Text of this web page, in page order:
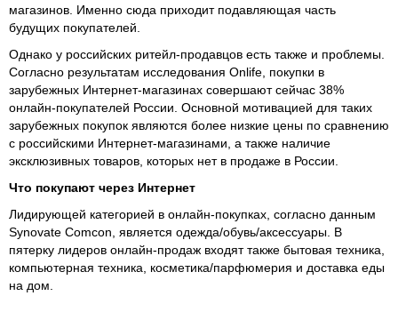
магазинов. Именно сюда приходит подавляющая часть
будущих покупателей.
Однако у российских ритейл-продавцов есть также и проблемы.
Согласно результатам исследования Onlife, покупки в
зарубежных Интернет-магазинах совершают сейчас 38%
онлайн-покупателей России. Основной мотивацией для таких
зарубежных покупок являются более низкие цены по сравнению
с российскими Интернет-магазинами, а также наличие
эксклюзивных товаров, которых нет в продаже в России.
Что покупают через Интернет
Лидирующей категорией в онлайн-покупках, согласно данным
Synovate Comcon, является одежда/обувь/аксессуары. В
пятерку лидеров онлайн-продаж входят также бытовая техника,
компьютерная техника, косметика/парфюмерия и доставка еды
на дом.